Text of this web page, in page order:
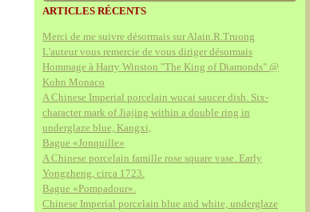
ARTICLES RÉCENTS
Merci de me suivre désormais sur Alain.R.Truong
L'auteur vous remercie de vous diriger désormais
Hommage à Harry Winston "The King of Diamonds" @
Kohn Monaco
A Chinese Imperial porcelain wucai saucer dish. Six-
character mark of Jiajing within a double ring in
underglaze blue, Kangxi,
Bague «Jonquille»
A Chinese porcelain famille rose square vase. Early
Yongzheng, circa 1723.
Bague «Pompadour».
Chinese Imperial porcelain blue and white, underglaze